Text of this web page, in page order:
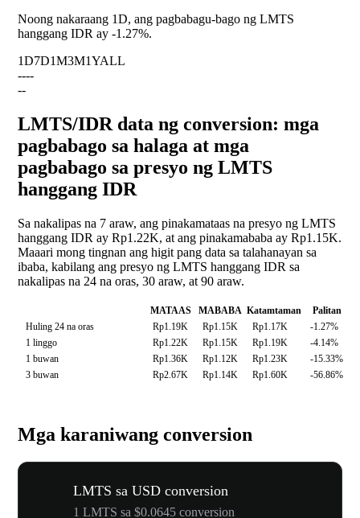
Noong nakaraang 1D, ang pagbabagu-bago ng LMTS
hanggang IDR ay -1.27%.
1D7D1M3M1YALL
----
--
LMTS/IDR data ng conversion: mga
pagbabago sa halaga at mga
pagbabago sa presyo ng LMTS
hanggang IDR
Sa nakalipas na 7 araw, ang pinakamataas na presyo ng LMTS
hanggang IDR ay Rp1.22K, at ang pinakamababa ay Rp1.15K.
Maaari mong tingnan ang higit pang data sa talahanayan sa
ibaba, kabilang ang presyo ng LMTS hanggang IDR sa
nakalipas na 24 na oras, 30 araw, at 90 araw.
MATAAS MABABA Katamtaman
Palitan
Huling 24 na oras
Rp1.19K Rp1.15K Rp1.17K
-1.27%
1 linggo
Rp1.22K Rp1.15K Rp1.19K
-4.14%
1 buwan
Rp1.36K Rp1.12K Rp1.23K
-15.33%
3 buwan
Rp2.67K Rp1.14K Rp1.60K -56.86%
Mga karaniwang conversion
LMTS sa USD conversion
1 LMTS sa $0.0645 conversion